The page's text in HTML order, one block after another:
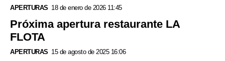
APERTURAS 18 de enero de 2026 11:45
Próxima apertura restaurante LA
FLOTA
APERTURAS 15 de agosto de 2025 16:06